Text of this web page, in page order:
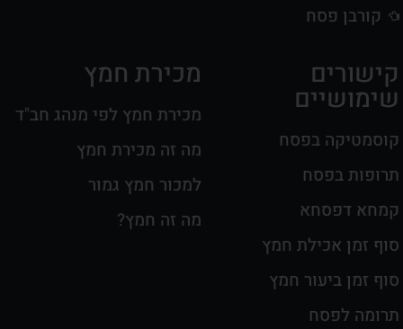
קורבן פסח
קישורים
שימושיים
קוסמטיקה בפסח
תרופות בפסח
קמחא דפסחא
סוף זמן אכילת חמץ
סוף זמן ביעור חמץ
תרומה לפסח
מכירת חמץ
מכירת חמץ לפי מנהג חב"ד
מה זה מכירת חמץ
למכור חמץ גמור
מה זה חמץ?